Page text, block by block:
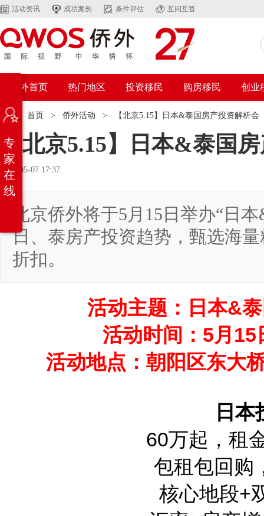
活动资讯 成功案例 条件评估 互问互答
侨外首页 热门地区 投资移民 购房移民 创业
位置： 首页 > 侨外活动 > 【北京5.15】日本&泰国房产投资解析会
【北京5.15】日本&泰国
2021-05-07 17:37
北京侨外将于5月15日举办“日
日、泰房产投资趋势，甄选海
折扣。
活动主题：日本&
活动时间：5月
活动地点：朝阳区东大
日本
60万起，租
包租包回购
核心地段+
专
家
在
线